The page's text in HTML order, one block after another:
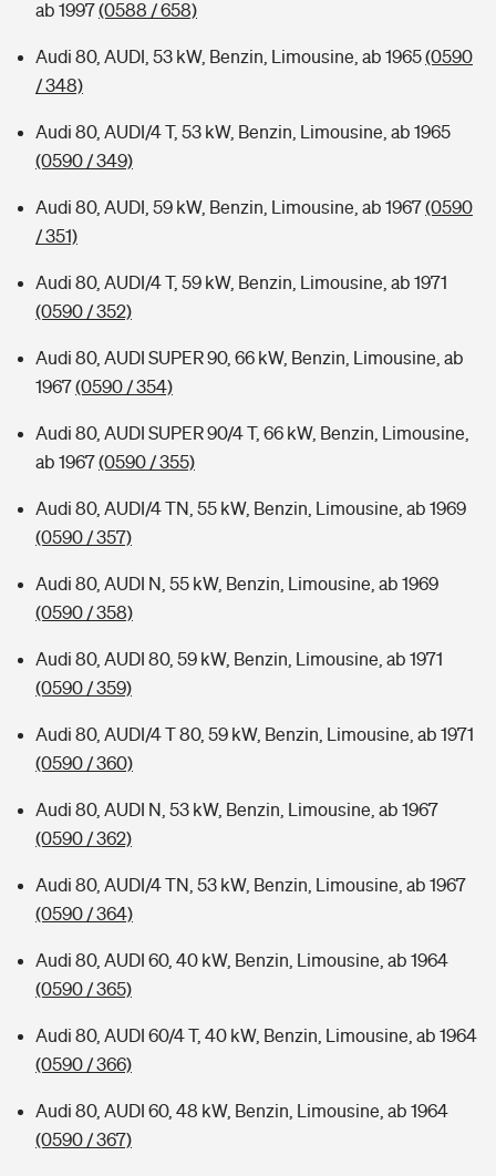
ab 1997(0588 / 658)
Audi 80, AUDI, 53 kW, Benzin, Limousine, ab 1965(0590
/ 348)
Audi 80, AUDI/4 T, 53 kW, Benzin, Limousine, ab 1965
(0590 / 349)
Audi 80, AUDI, 59 kW, Benzin, Limousine, ab 1967(0590
/ 351)
Audi 80, AUDI/4 T, 59 kW, Benzin, Limousine, ab 1971
(0590 / 352)
Audi 80, AUDI SUPER 90, 66 kW, Benzin, Limousine, ab
1967(0590 / 354)
Audi 80, AUDI SUPER 90/4 T, 66 kW, Benzin, Limousine,
ab 1967(0590 / 355)
Audi 80, AUDI/4 TN, 55 kW, Benzin, Limousine, ab 1969
(0590 / 357)
Audi 80, AUDI N, 55 kW, Benzin, Limousine, ab 1969
(0590 / 358)
Audi 80, AUDI 80, 59 kW, Benzin, Limousine, ab 1971
(0590 / 359)
Audi 80, AUDI/4 T 80, 59 kW, Benzin, Limousine, ab 1971
(0590 / 360)
Audi 80, AUDI N, 53 kW, Benzin, Limousine, ab 1967
(0590 / 362)
Audi 80, AUDI/4 TN, 53 kW, Benzin, Limousine, ab 1967
(0590 / 364)
Audi 80, AUDI 60, 40 kW, Benzin, Limousine, ab 1964
(0590 / 365)
Audi 80, AUDI 60/4 T, 40 kW, Benzin, Limousine, ab 1964
(0590 / 366)
Audi 80, AUDI 60, 48 kW, Benzin, Limousine, ab 1964
(0590 / 367)